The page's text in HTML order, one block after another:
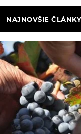
NAJNOVŠIE ČLÁNKY